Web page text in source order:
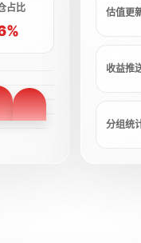
占比 估值更
收益推
分组统